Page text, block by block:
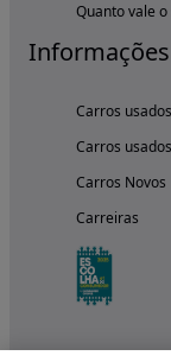
Quanto vale
Informações
Carros
Carros
Carros Novos
Carreiras